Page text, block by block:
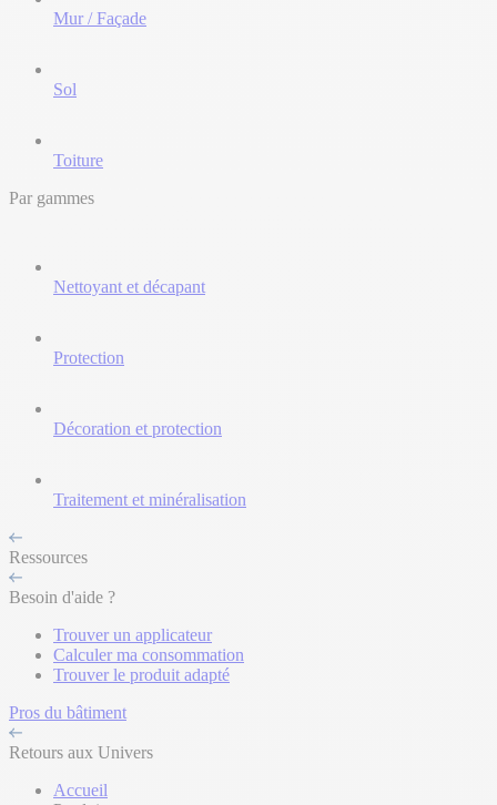
Mur / Façade
Sol
Toiture
Par gammes
Nettoyant et décapant
Protection
Décoration et protection
Traitement et minéralisation
Ressources
Besoin d'aide ?
Trouver un applicateur
Calculer ma consommation
Trouver le produit adapté
Pros du bâtiment
Retours aux Univers
Accueil